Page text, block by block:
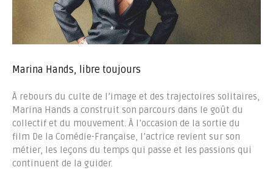
Marina Hands, libre toujours
À rebours du culte de l’image et des trajectoires solitaires,
Marina Hands a construit son parcours dans le goût du
collectif et du mouvement. À l’occasion de la sortie du
film De la Comédie-Française, l’actrice revient sur son
métier, les leçons du temps qui passe et les passions qui
continuent de la guider.